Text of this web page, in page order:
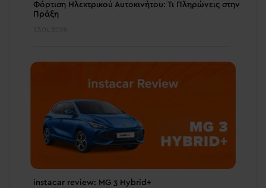
Φόρτιση Ηλεκτρικού Αυτοκινήτου: Τι Πληρώνεις στην
Πράξη
17.04.2026
instacar review: MG 3 Hybrid+